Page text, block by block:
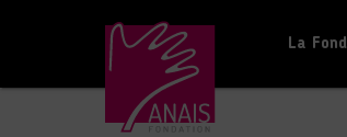
La
Accueil S'informer Ils